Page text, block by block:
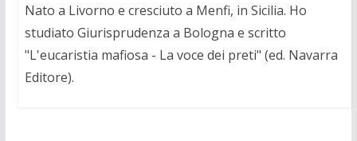
Nato a Livorno e cresciuto a Menfi, in Sicilia. Ho
studiato Giurisprudenza a Bologna e scritto
"L'eucaristia mafiosa - La voce dei preti" (ed. Navarra
Editore).